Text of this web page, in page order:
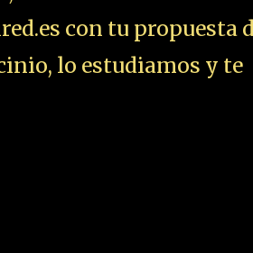
con tu propuesta
lo estudiamos y te